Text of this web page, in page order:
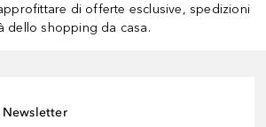
di offerte esclusive, spedizioni
dello shopping da casa.